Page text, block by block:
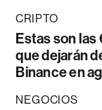
CRIPTO
Estas son
que dejarán
Binance en
NEGOCIOS